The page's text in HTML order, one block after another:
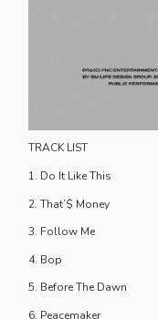
TRACK LIST
1. Do It Like This
2. That’$ Money
3. Follow Me
4. Bop
5. Before The Dawn
6. Peacemaker